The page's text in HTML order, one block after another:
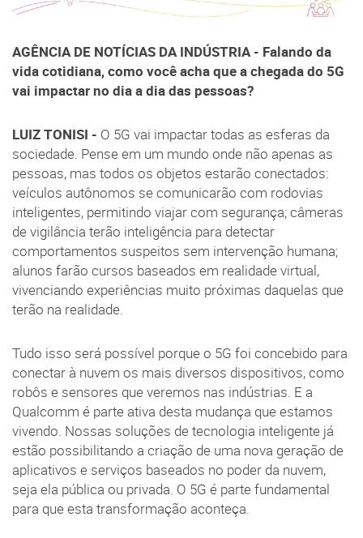
AGÊNCIA DE NOTÍCIAS DA INDÚSTRIA - Falando da
vida cotidiana, como você acha que a chegada do 5G
vai impactar no dia a dia das pessoas?
LUIZ TONISI - O 5G vai impactar todas as esferas da
sociedade. Pense em um mundo onde não apenas as
pessoas, mas todos os objetos estarão conectados:
veículos autônomos se comunicarão com rodovias
inteligentes, permitindo viajar com segurança; câmeras
de vigilância terão inteligência para detectar
comportamentos suspeitos sem intervenção humana;
alunos farão cursos baseados em realidade virtual,
vivenciando experiências muito próximas daquelas que
terão na realidade.
Tudo isso será possível porque o 5G foi concebido para
conectar à nuvem os mais diversos dispositivos, como
robôs e sensores que veremos nas indústrias. E a
Qualcomm é parte ativa desta mudança que estamos
vivendo. Nossas soluções de tecnologia inteligente já
estão possibilitando a criação de uma nova geração de
aplicativos e serviços baseados no poder da nuvem,
seja ela pública ou privada. O 5G é parte fundamental
para que esta transformação aconteça.